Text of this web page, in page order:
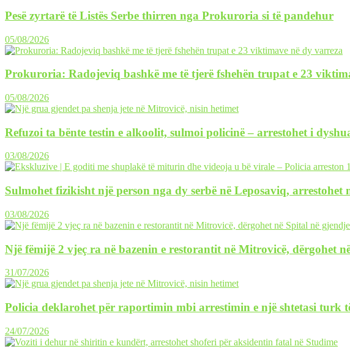
Pesë zyrtarë të Listës Serbe thirren nga Prokuroria si të pandehur
05/08/2026
Prokuroria: Radojeviq bashkë me të tjerë fshehën trupat e 23
05/08/2026
Refuzoi ta bënte testin e alkoolit, sulmoi policinë – arrestohet i
03/08/2026
Sulmohet fizikisht një person nga dy serbë në Leposaviq, arrestohet
03/08/2026
Një fëmijë 2 vjeç ra në bazenin e restorantit në Mitrovicë, dërgohet
31/07/2026
Policia deklarohet për raportimin mbi arrestimin e një shtetasi turk
24/07/2026